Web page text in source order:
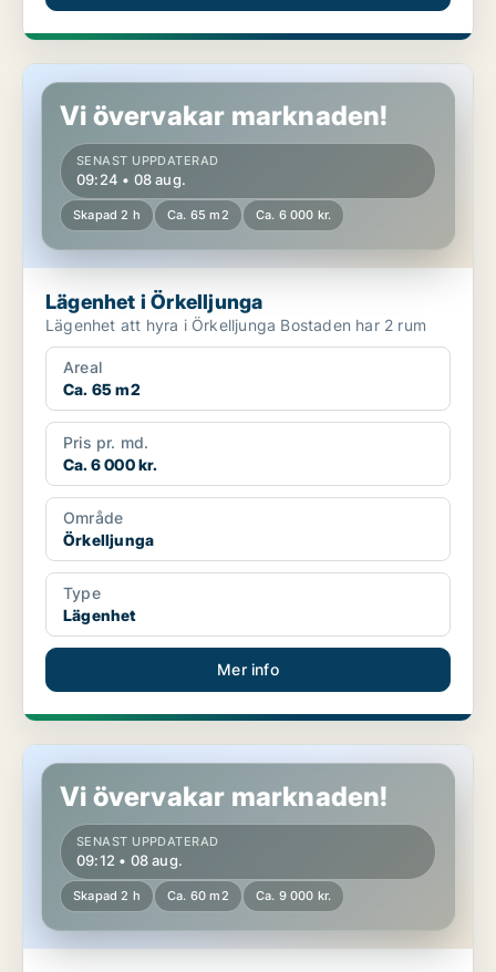
Lägenhet i Örkelljunga
Vi övervakar marknaden!
SENAST UPPDATERAD
09:24 • 08 aug.
Skapad 2 h Ca. 65 m2 Ca. 6 000 kr.
Lägenhet i Örkelljunga
Lägenhet att hyra i Örkelljunga Bostaden har 2 rum
Areal
Ca. 65 m2
Pris pr. md.
Ca. 6 000 kr.
Område
Örkelljunga
Type
Lägenhet
Mer info
Lägenhet i Malmö Centrum
Vi övervakar marknaden!
SENAST UPPDATERAD
09:12 • 08 aug.
Skapad 2 h Ca. 60 m2 Ca. 9 000 kr.